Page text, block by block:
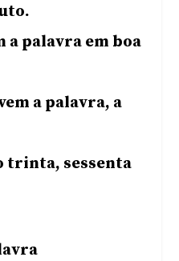
a palavra em boa
a palavra, a
trinta, sessenta